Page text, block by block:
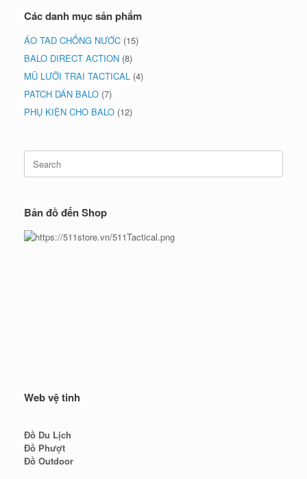
Các danh mục sản phẩm
ÁO TAD CHỐNG NƯỚC (15)
BALO DIRECT ACTION (8)
MŨ LƯỠI TRAI TACTICAL (4)
PATCH DÁN BALO (7)
PHỤ KIỆN CHO BALO (12)
Search
for:
Bản đồ đến Shop
Web vệ tinh
Đồ Du Lịch
Đồ Phượt
Đồ Outdoor